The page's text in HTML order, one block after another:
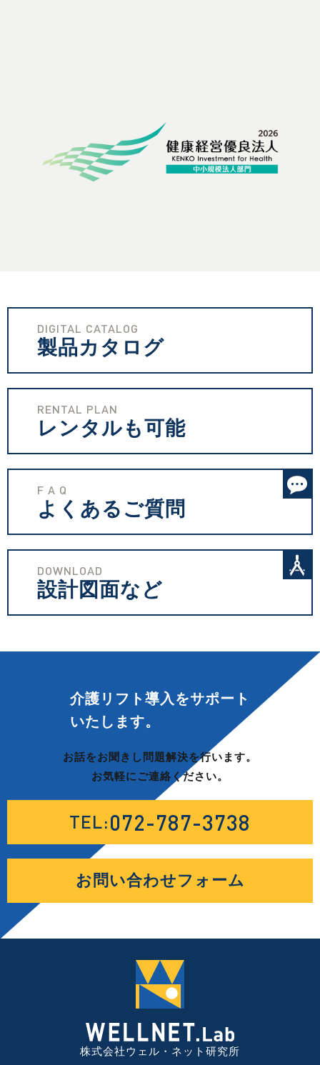
DIGITAL CATALOG
製品カタログ
RENTAL PLAN
レンタルも可能
F A Q
よくあるご質問
DOWNLOAD
設計図面など
介護リフト導入をサポート
いたします。
お話をお聞きし問題解決を行います。
お気軽にご連絡ください。
TEL:072-787-3738
お問い合わせフォーム
株式会社ウェル・ネット研究所